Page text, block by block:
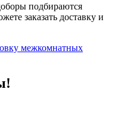
подбираются
заказать доставку и
межкомнатных